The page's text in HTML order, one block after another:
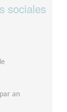
sociales
an